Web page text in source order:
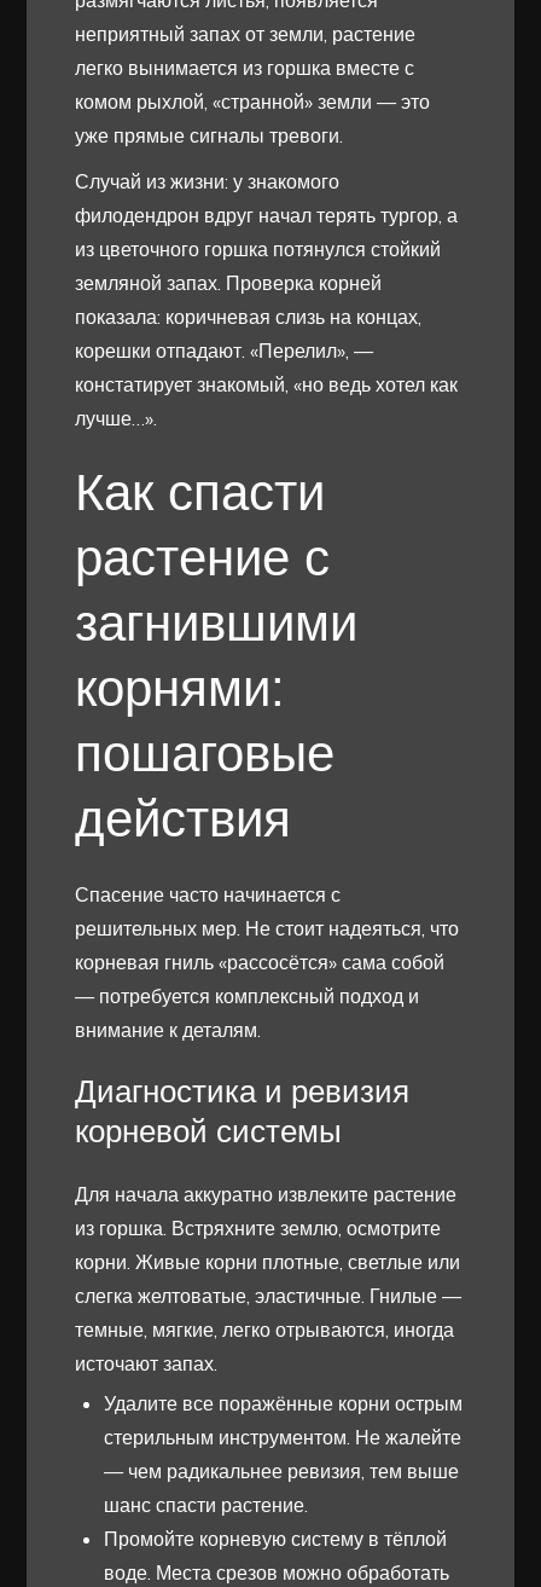
неприятный запах от земли, растение
легко вынимается из горшка вместе с
комом рыхлой, «странной» земли — это
уже прямые сигналы тревоги.
Случай из жизни: у знакомого
филодендрон вдруг начал терять тургор, а
из цветочного горшка потянулся стойкий
земляной запах. Проверка корней
показала: коричневая слизь на концах,
корешки отпадают. «Перелил», —
констатирует знакомый, «но ведь хотел как
лучше…».
Как спасти
растение с
загнившими
корнями:
пошаговые
действия
Спасение часто начинается с
решительных мер. Не стоит надеяться, что
корневая гниль «рассосётся» сама собой
— потребуется комплексный подход и
внимание к деталям.
Диагностика и ревизия
корневой системы
Для начала аккуратно извлеките растение
из горшка. Встряхните землю, осмотрите
корни. Живые корни плотные, светлые или
слегка желтоватые, эластичные. Гнилые —
темные, мягкие, легко отрываются, иногда
источают запах.
Удалите все поражённые корни острым
стерильным инструментом. Не жалейте
— чем радикальнее ревизия, тем выше
шанс спасти растение.
Промойте корневую систему в тёплой
воде. Места срезов можно обработать